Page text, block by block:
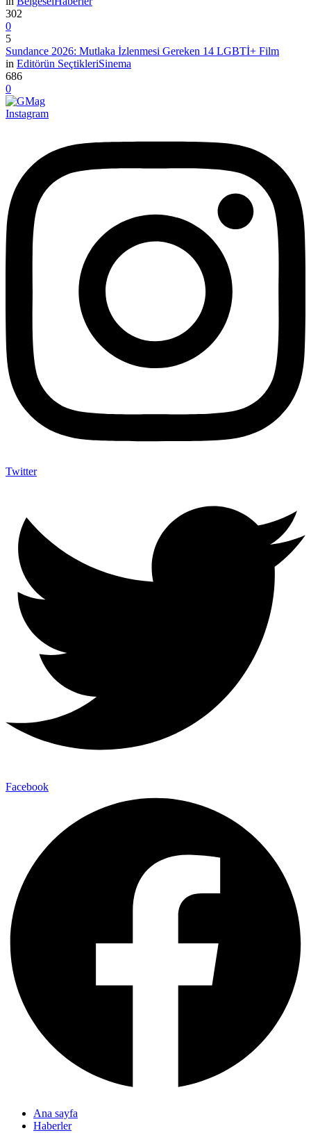
302
0
5
Sundance 2026: Mutlaka İzlenmesi Gereken 14 LGBTİ+ Film
in Editörün SeçtikleriSinema
686
0
Instagram
Twitter
Facebook
Ana sayfa
Haberler